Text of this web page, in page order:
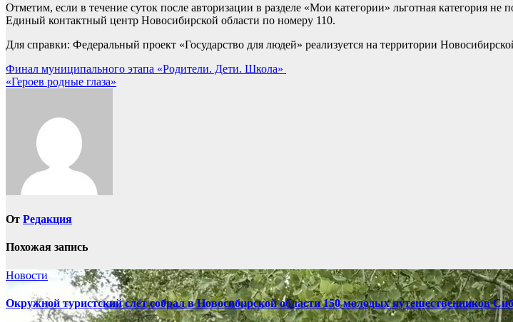
Отметим, если в течение суток после авторизации в разделе «Мои категории» льготная категория
Единый контактный центр Новосибирской области по номеру 110.
Для справки: Федеральный проект «Государство для людей» реализуется на территории
Навигация
по
Финал муниципального этапа «Родители. Дети. Школа»
«Героев родные глаза»
От Редакция
Похожая запись
Новости
Окружной туристский слёт собрал в Новосибирской области 150 молодых путешественников